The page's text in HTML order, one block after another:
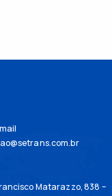
Matarazzo, 838 –